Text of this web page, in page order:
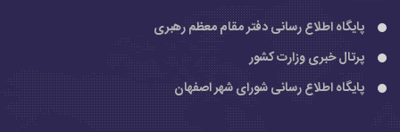
پایگاه اطلاع رسانی دفتر مقام معظم رهبری
پرتال خبری وزارت کشور
پایگاه اطلاع رسانی شورای شهر اصفهان